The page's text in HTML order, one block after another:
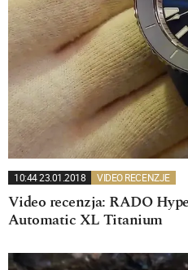
10:44 23.01.2018 VIDEO RECENZJE
Video recenzja: RADO
Automatic XL Titanium